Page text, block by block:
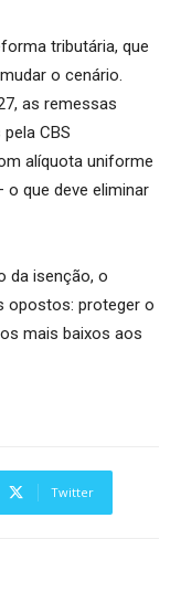
tributária, que
o cenário.
as remessas
CBS
alíquota uniforme
que deve eliminar
da isenção, o
opostos: proteger o
mais baixos aos
Twitter